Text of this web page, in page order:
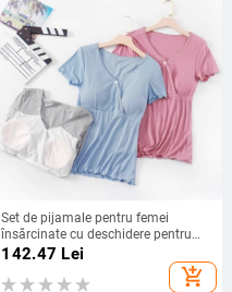
Set de pijamale pentru femei
însărcinate cu deschidere pentru
alăptare, mânecă scurtă, decolteu
în V, fibre de celuloză regenerată
90–95%, stil de vară
142.47 Lei
add_shopping_cart